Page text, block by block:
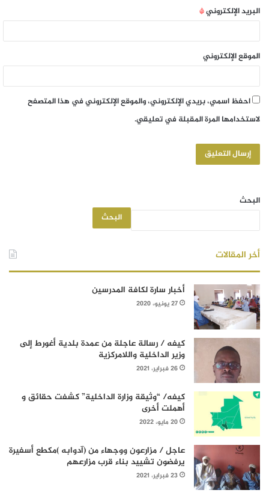
البريد الإلكتروني*
الموقع الإلكتروني
احفظ اسمي، بريدي الإلكتروني، والموقع الإلكتروني في هذا المتصفح
لاستخدامها المرة المقبلة في تعليقي.
البحث
البحث
أخر المقالات
أخبار سارة لكافة المدرسين
27 يونيو، 2020
كيفه / رسالة عاجلة من عمدة بلدية أغورط إلى
وزير الداخلية واللامركزية
26 فبراير، 2021
كيفه/ “وثيقة وزارة الداخلية” كشفت حقائق و
أهملت أخرى
20 مايو، 2022
عاجل / مزارعون ووجهاء من (آدوابه )مكطع أسفيرة
يرفضون تشييد بناء قرب مزارعهم
23 فبراير، 2021